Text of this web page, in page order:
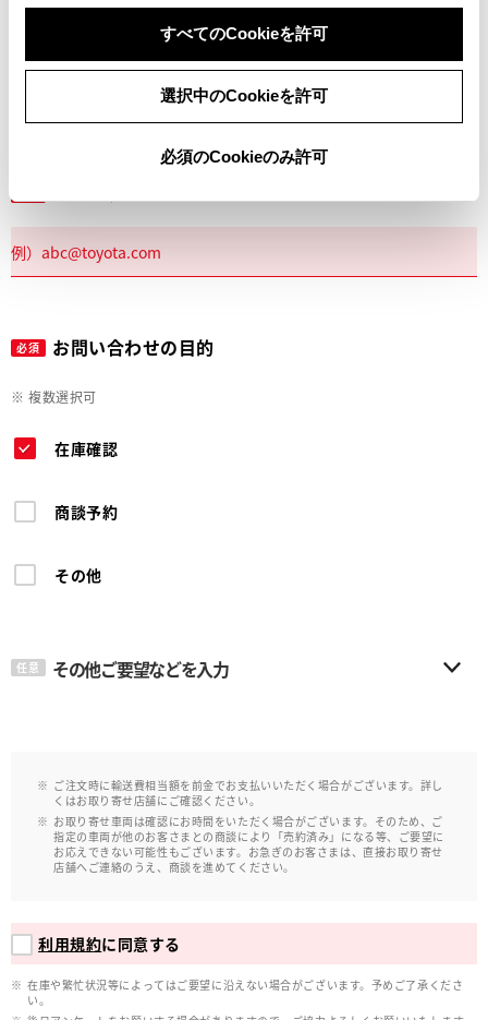
すべてのCookieを許可
選択中のCookieを許可
必須のCookieのみ許可
必須 お問い合わせの目的
※ 複数選択可
在庫確認
商談予約
その他
任意 その他ご要望などを入力
ご注文時に輸送費相当額を前金でお支払いいただく場合がございます。詳し
くはお取り寄せ店舗にご確認ください。
お取り寄せ車両は確認にお時間をいただく場合がございます。そのため、ご
指定の車両が他のお客さまとの商談により「売約済み」になる等、ご要望に
お応えできない可能性もございます。お急ぎのお客さまは、直接お取り寄せ
店舗へご連絡のうえ、商談を進めてください。
利用規約に同意する
在庫や繁忙状況等によってはご要望に沿えない場合がございます。予めご了承くださ
い。